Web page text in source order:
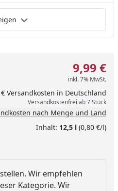
9,99 €
inkl. 7% MwSt.
Versandkosten in Deutschland
Versandkostenfrei ab 7 Stück
nach Menge und Land
Inhalt: 12,5 l(0,80 €/l)
Wir empfehlen
Kategorie. Wir